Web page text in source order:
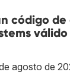
código
agosto de